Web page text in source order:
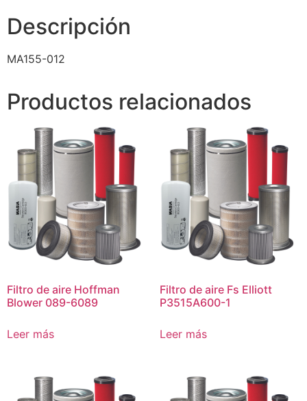
Descripción
MA155-012
Productos relacionados
Filtro de aire Hoffman
Blower 089-6089
Leer más
Filtro de aire Fs Elliott
P3515A600-1
Leer más